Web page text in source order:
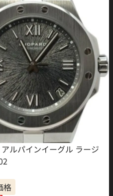
ルパインイーグル ラージ
格